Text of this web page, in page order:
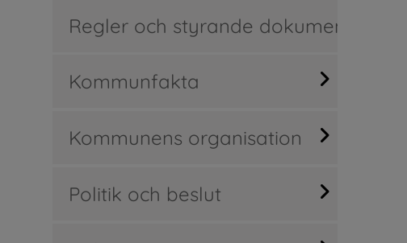
Regler och styrande dokument
Kommunfakta
Kommunens organisation
Politik och beslut